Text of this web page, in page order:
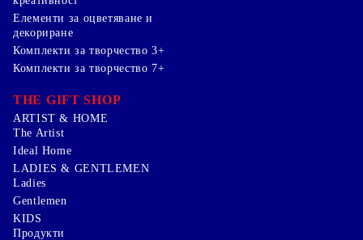
Елементи за оцветяване и
декориране
Комплекти за творчество 3+
Комплекти за творчество 7+
THE GIFT SHOP
ARTIST & HOME
The Artist
Ideal Home
LADIES & GENTLEMEN
Ladies
Gentlemen
KIDS
Продукти